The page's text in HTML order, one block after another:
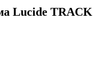
Lucide TRACK